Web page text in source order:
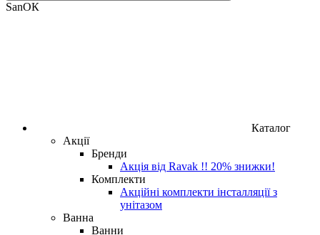
SanOК
Каталог
Акції
Бренди
Акція від Ravak !! 20% знижки!
Комплекти
Акційні комплекти інсталляції з
унітазом
Ванна
Ванни